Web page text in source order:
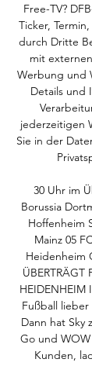
Free-TV?
Ticker,
durch Dritte
mit
Werbung und
Details und
jederzeitigen
Sie in der
30 Uhr im
Borussia
Hoffenheim
Mainz 05
Heidenheim
ÜBERTRÄGT
HEIDENHEIM
Fußball lieber
Dann hat Sky
Go und
Kunden,